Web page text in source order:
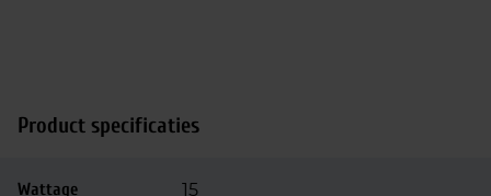
Product specificaties
Wattage 15